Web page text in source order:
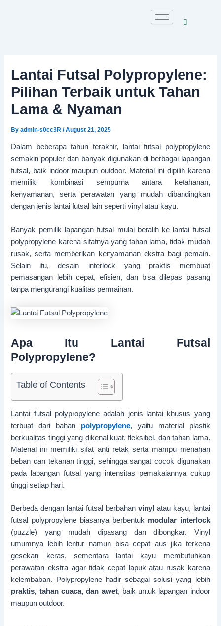
Lantai Futsal Polypropylene:
Pilihan Terbaik untuk Tahan
Lama & Nyaman
Byadmin-s0cc3R/August 21, 2025
Dalam beberapa tahun terakhir, lantai futsal polypropylene
semakin populer dan banyak digunakan di berbagai lapangan
futsal, baik indoor maupun outdoor. Material ini dipilih karena
memiliki kombinasi sempurna antara ketahanan,
kenyamanan, serta perawatan yang mudah dibandingkan
dengan jenis lantai futsal lain seperti vinyl atau kayu.
Banyak pemilik lapangan futsal mulai beralih ke lantai futsal
polypropylene karena sifatnya yang tahan lama, tidak mudah
rusak, serta memberikan kenyamanan ekstra bagi pemain.
Selain itu, desain interlock yang praktis membuat
pemasangan lebih cepat, efisien, dan bisa dilepas pasang
tanpa mengurangi kualitas permainan.
Apa Itu Lantai Futsal
Polypropylene?
Table of Contents
Lantai futsal polypropylene adalah jenis lantai khusus yang
terbuat dari bahan polypropylene, yaitu material plastik
berkualitas tinggi yang dikenal kuat, fleksibel, dan tahan lama.
Material ini memiliki sifat anti retak serta mampu menahan
beban dan tekanan tinggi, sehingga sangat cocok digunakan
pada lapangan futsal yang intensitas pemakaiannya cukup
tinggi setiap hari.
Berbeda dengan lantai futsal berbahan vinyl atau kayu, lantai
futsal polypropylene biasanya berbentuk modular interlock
(puzzle) yang mudah dipasang dan dibongkar. Vinyl
umumnya lebih lentur namun bisa cepat aus jika terkena
gesekan keras, sementara lantai kayu membutuhkan
perawatan ekstra agar tidak cepat lapuk atau rusak karena
kelembaban. Polypropylene hadir sebagai solusi yang lebih
praktis, tahan cuaca, dan awet, baik untuk lapangan indoor
maupun outdoor.